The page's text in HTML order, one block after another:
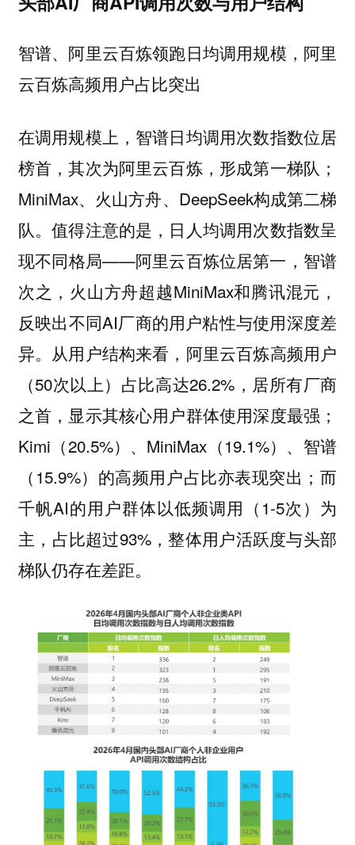
智谱、阿里云百炼领跑日均调用规模，阿里
云百炼高频用户占比突出
在调用规模上，智谱日均调用次数指数位居
榜首，其次为阿里云百炼，形成第一梯队；
MiniMax、火山方舟、DeepSeek构成第二梯
队。值得注意的是，日人均调用次数指数呈
现不同格局——阿里云百炼位居第一，智谱
次之，火山方舟超越MiniMax和腾讯混元，
反映出不同AI厂商的用户粘性与使用深度差
异。从用户结构来看，阿里云百炼高频用户
（50次以上）占比高达26.2%，居所有厂商
之首，显示其核心用户群体使用深度最强；
Kimi（20.5%）、MiniMax（19.1%）、智谱
（15.9%）的高频用户占比亦表现突出；而
千帆AI的用户群体以低频调用（1-5次）为
主，占比超过93%，整体用户活跃度与头部
梯队仍存在差距。